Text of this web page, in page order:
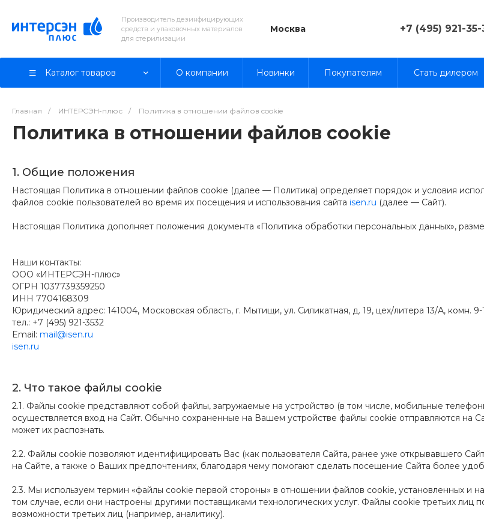
Производитель дезинфицирующих
средств и упаковочных материалов
для стерилизации
Москва +7 (495) 921-35-
8 (800) 333-35-
Каталог товаров О компании Новинки Покупателям Стать дилером
Главная / ИНТЕРСЭН-плюс / Политика в отношении файлов cookie
Политика в отношении файлов cookie
1. Общие положения
Настоящая Политика в отношении файлов cookie (далее — Политика) определяет порядок и условия
файлов cookie пользователей во время их посещения и использования сайта isen.ru (далее — Сайт).
Настоящая Политика дополняет положения документа «Политика обработки персональных данных»,
Наши контакты:
ООО «ИНТЕРСЭН-плюс»
ОГРН 1037739359250
ИНН 7704168309
Юридический адрес: 141004, Московская область, г. Мытищи, ул. Силикатная, д. 19, цех/литера 13/А, комн. 9-
тел.: +7 (495) 921-3532
Email: mail@isen.ru
isen.ru
2. Что такое файлы cookie
2.1. Файлы cookie представляют собой файлы, загружаемые на устройство (в том числе, мобильные
осуществляется вход на Сайт. Обычно сохраненные на Вашем устройстве файлы cookie отправляются на
может их распознать.
2.2. Файлы cookie позволяют идентифицировать Вас (как пользователя Сайта, ранее уже открывавшего
на Сайте, а также о Ваших предпочтениях, благодаря чему помогают сделать посещение Сайта более
2.3. Мы используем термин «файлы cookie первой стороны» в отношении файлов cookie, установленных и
том случае, если они настроены другими поставщиками технологических услуг. Файлы cookie третьих лиц
возможности третьих лиц (например, аналитику).